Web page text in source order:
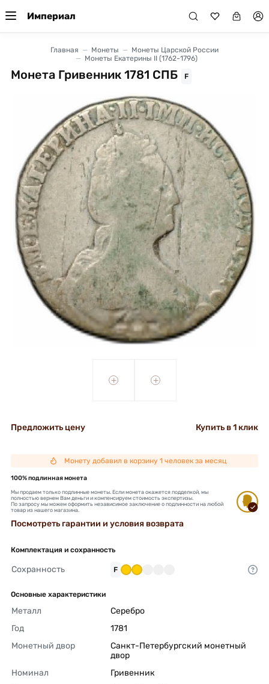
Империал
Главная Монеты
Монеты Царской России
Монеты Екатерины II (1762-1796)
Монета Гривенник 1781 СПБ F
+ +
Предложить цену Купить в 1 клик
Монету добавил в корзину 1 человек за месяц
100% подлинная монета
Мы продаем только подлинные монеты. Если монета окажется подделкой, мы
полностью вернем Вам деньги и компенсируем стоимость экспертизы.
По запросу мы можем оформить независимое заключение о подлинности на любой
товар из нашего магазина.
Посмотреть гарантии и условия возврата
Комплектация и сохранность
Сохранность F
Основные характеристики
Металл
Серебро
Год
1781
Монетный двор
Санкт-Петербургский монетный
двор
Номинал
Гривенник